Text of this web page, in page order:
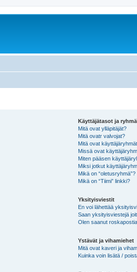
Käyttäjätasot ja
Mitä ovat ylläpitäjät?
Mitä ovatr valvojat?
Mitä ovat
Missä ovat
Miten pääsen
Miksi jotkut
Mikä on “oletusryhmä”?
Mikä on “Tiimi” linkki?
Yksityisviestit
En voi lähettää
Saan yksityisviestejä
Olen saanut
Ystävät ja vihamiehet
Mitä ovat kaveri ja
Kuinka voin lisätä /